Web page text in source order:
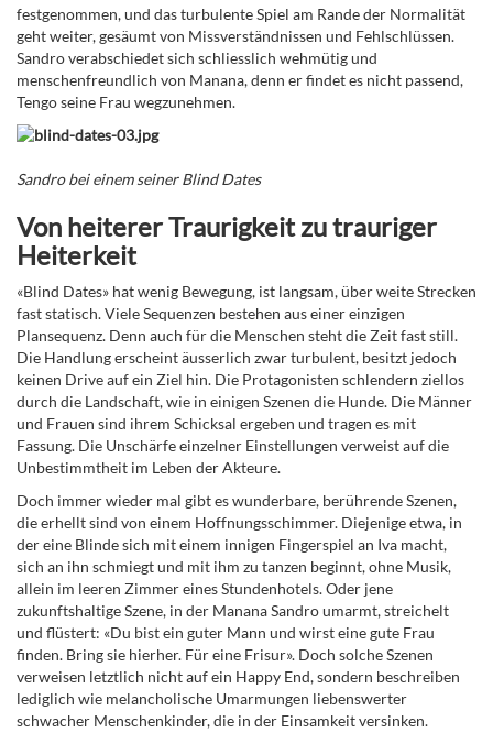
festgenommen, und das turbulente Spiel am Rande der Normalität
geht weiter, gesäumt von Missverständnissen und Fehlschlüssen.
Sandro verabschiedet sich schliesslich wehmütig und
menschenfreundlich von Manana, denn er findet es nicht passend,
Tengo seine Frau wegzunehmen.
Sandro bei einem seiner Blind Dates
Von heiterer Traurigkeit zu trauriger
Heiterkeit
«Blind Dates» hat wenig Bewegung, ist langsam, über weite Strecken
fast statisch. Viele Sequenzen bestehen aus einer einzigen
Plansequenz. Denn auch für die Menschen steht die Zeit fast still.
Die Handlung erscheint äusserlich zwar turbulent, besitzt jedoch
keinen Drive auf ein Ziel hin. Die Protagonisten schlendern ziellos
durch die Landschaft, wie in einigen Szenen die Hunde. Die Männer
und Frauen sind ihrem Schicksal ergeben und tragen es mit
Fassung. Die Unschärfe einzelner Einstellungen verweist auf die
Unbestimmtheit im Leben der Akteure.
Doch immer wieder mal gibt es wunderbare, berührende Szenen,
die erhellt sind von einem Hoffnungsschimmer. Diejenige etwa, in
der eine Blinde sich mit einem innigen Fingerspiel an Iva macht,
sich an ihn schmiegt und mit ihm zu tanzen beginnt, ohne Musik,
allein im leeren Zimmer eines Stundenhotels. Oder jene
zukunftshaltige Szene, in der Manana Sandro umarmt, streichelt
und flüstert: «Du bist ein guter Mann und wirst eine gute Frau
finden. Bring sie hierher. Für eine Frisur». Doch solche Szenen
verweisen letztlich nicht auf ein Happy End, sondern beschreiben
lediglich wie melancholische Umarmungen liebenswerter
schwacher Menschenkinder, die in der Einsamkeit versinken.